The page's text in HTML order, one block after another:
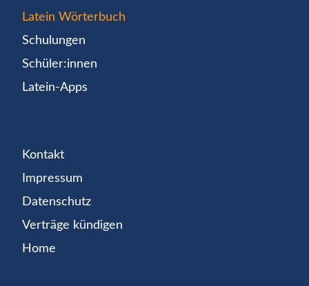
Latein Wörterbuch
Schulungen
Schüler:innen
Latein-Apps
Kontakt
Impressum
Datenschutz
Verträge kündigen
Home